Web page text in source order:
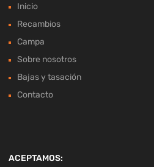
Inicio
Recambios
Campa
Sobre nosotros
Bajas y tasación
Contacto
ACEPTAMOS: